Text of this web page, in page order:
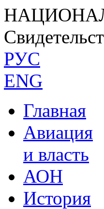
РУС
ENG
Главная
Авиация
и власть
АОН
История